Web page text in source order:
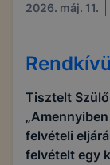
2026. máj. 11.
Tisztelt
felvételi
felvételt egy